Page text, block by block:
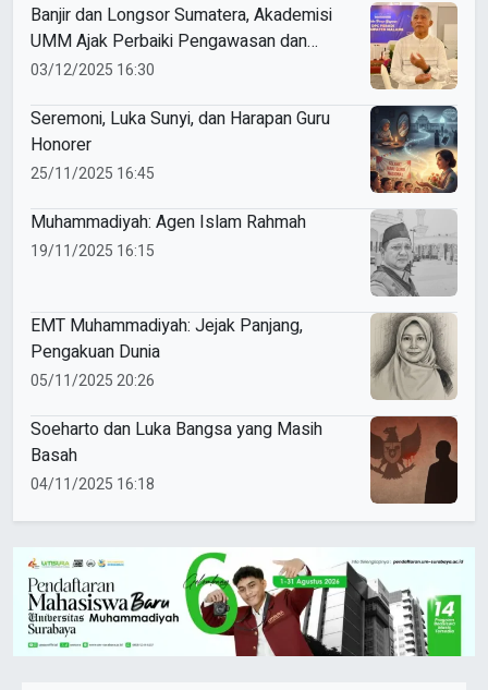
Banjir dan Longsor Sumatera, Akademisi
UMM Ajak Perbaiki Pengawasan dan
Ketaatan Hukum
03/12/2025 16:30
Seremoni, Luka Sunyi, dan Harapan Guru
Honorer
25/11/2025 16:45
Muhammadiyah: Agen Islam Rahmah
19/11/2025 16:15
EMT Muhammadiyah: Jejak Panjang,
Pengakuan Dunia
05/11/2025 20:26
Soeharto dan Luka Bangsa yang Masih
Basah
04/11/2025 16:18